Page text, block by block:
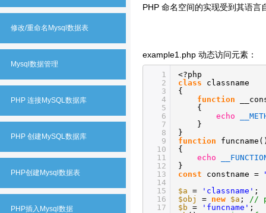
修改/重命名Mysql数据表
Mysql数据管理
PHP 连接MySQL数据库
PHP 创建MySQL数据库
PHP创建Mysql数据表
PHP插入Mysql数据
PHP 命名空间的实现受到其语
example1.php 动态访问元素：
1
2
3
4
5
6
7
8
9
10
11
12
13
14
15
16
17
<?php
class
classname
{
function
{
echo
}
}
function
{
echo
}
const
constname =
$a = 'classname' ;
$obj
= new $a ; //
$b = 'funcname' ;